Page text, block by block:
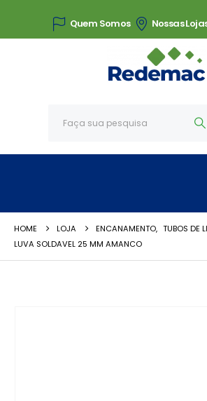
Quem Somos Nossas
HOME LOJA ENCANAMENTO, TUBOS DE
LUVA SOLDAVEL 25 MM AMANCO